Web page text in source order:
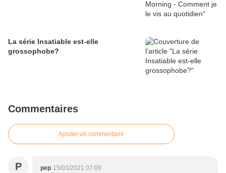
La série Insatiable est-elle
grossophobe?
Commentaires
Ajouter un commentaire
P pep 15/03/2021 07:09